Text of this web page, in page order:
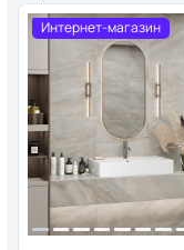
Интернет-магазин